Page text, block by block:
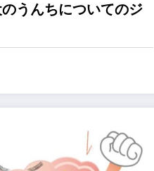
のうんちについてのジ